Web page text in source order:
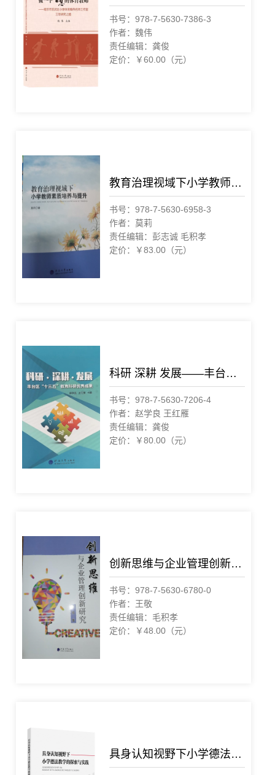
书号：978-7-5630-7386-3
作者：魏伟
责任编辑：龚俊
定价：￥60.00（元）
教育治理视域下小学教师素质培养与提升
书号：978-7-5630-6958-3
作者：莫莉
责任编辑：彭志诚 毛积孝
定价：￥83.00（元）
科研 深耕 发展——丰台区“十三五”教育科研优秀成果
书号：978-7-5630-7206-4
作者：赵学良 王红雁
责任编辑：龚俊
定价：￥80.00（元）
创新思维与企业管理创新研究
书号：978-7-5630-6780-0
作者：王敬
责任编辑：毛积孝
定价：￥48.00（元）
具身认知视野下小学德法教学的探索与实践